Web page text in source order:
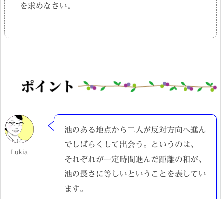
を求めなさい。
Lukia
池のある地点から二人が反対方向へ進ん
でしばらくして出会う。というのは、
それぞれが一定時間進んだ距離の和が、
池の長さに等しいということを表してい
ます。